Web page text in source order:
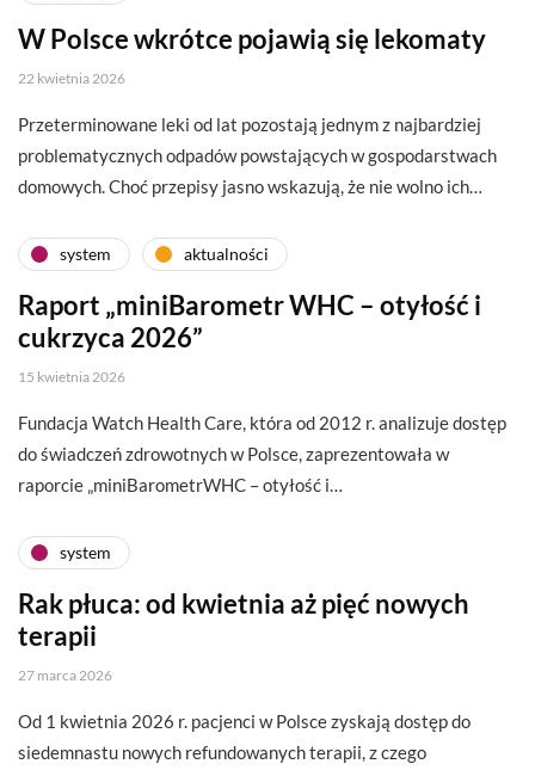
W Polsce wkrótce pojawią się lekomaty
22 kwietnia 2026
Przeterminowane leki od lat pozostają jednym z najbardziej
problematycznych odpadów powstających w gospodarstwach
domowych. Choć przepisy jasno wskazują, że nie wolno ich…
system aktualności
Raport „miniBarometr WHC – otyłość i
cukrzyca 2026”
15 kwietnia 2026
Fundacja Watch Health Care, która od 2012 r. analizuje dostęp
do świadczeń zdrowotnych w Polsce, zaprezentowała w
raporcie „miniBarometrWHC – otyłość i…
system
Rak płuca: od kwietnia aż pięć nowych
terapii
27 marca 2026
Od 1 kwietnia 2026 r. pacjenci w Polsce zyskają dostęp do
siedemnastu nowych refundowanych terapii, z czego